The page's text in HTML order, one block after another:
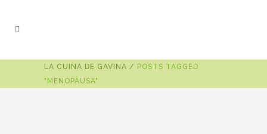
LA CUINA DE GAVINA / POSTS TAGGED
"MENOPÀUSA"